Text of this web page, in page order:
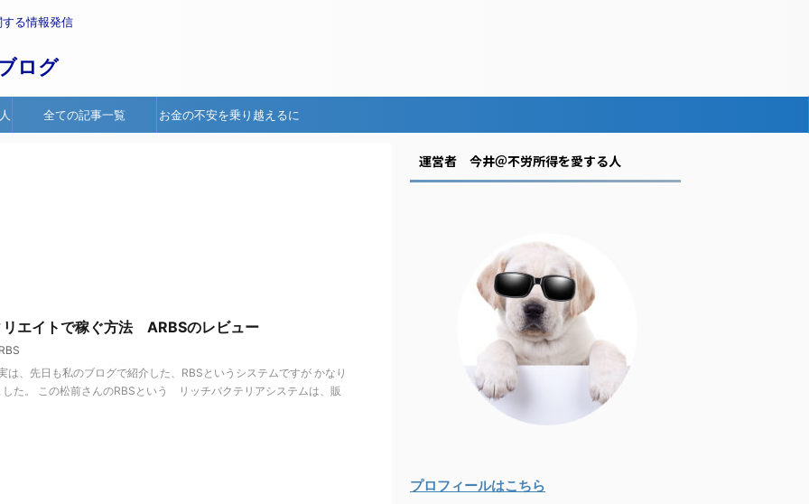
る情報発信
ログ
全ての記事一覧 お金の不安を乗り越えるに
リエイトで稼ぐ方法 ARBSのレビュー
RBS
は、先日も私のブログで紹介した、RBSというシステムですが かなり
た。 この松前さんのRBSという リッチバクテリアシステムは、販
運営者 今井＠不労所得を愛する人
プロフィールはこちら